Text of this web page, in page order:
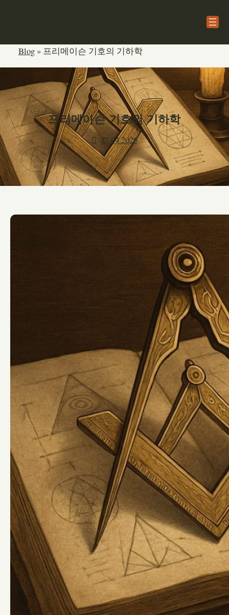
로
너
기
Blog» 프리메이슨 기호의 기하학
프리메이슨 기호의 기하학
27.04.2026